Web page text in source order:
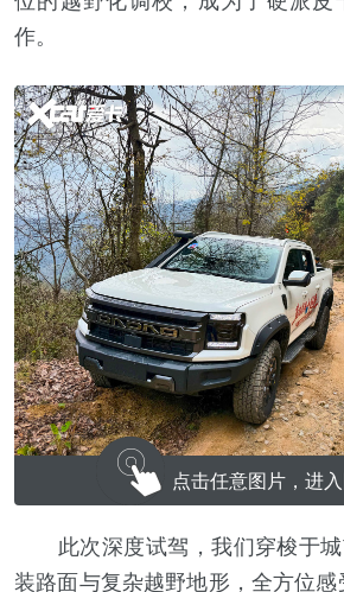
作。
点击任意图片，进
此次深度试驾，我们穿梭于城
装路面与复杂越野地形，全方位感